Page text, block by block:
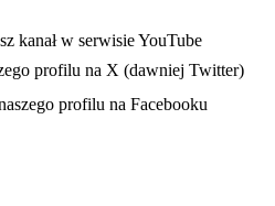
w nowej karcie
kanał w serwisie YouTube
profilu na X (dawniej Twitter)
w nowej karcieprofilu na Facebooku